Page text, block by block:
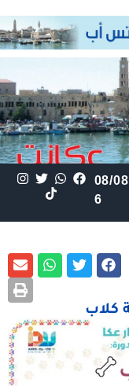
08/
6
كلاب